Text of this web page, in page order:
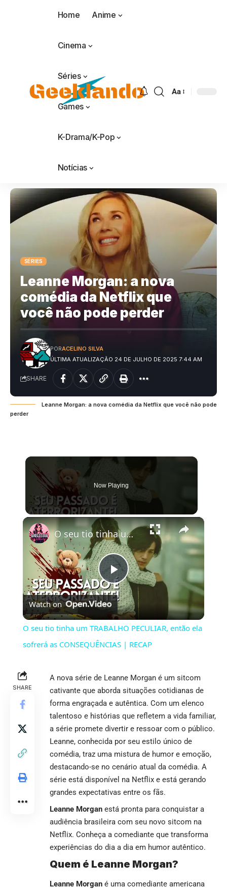
Home Anime
Cinema
Séries
Games
K-Drama/K-Pop
Notícias
Aa
SÉRIES
Leanne Morgan: a nova
comédia da Netflix que
você não pode perder
ÚLTIMA ATUALIZAÇÃO 24 DE JULHO DE 2025 7:44 AM
PORACELINO SILVA
SHARE
Leanne Morgan: a nova comédia da Netflix que você não pode
perder
Now Playing
×
Play
Video
O seu tio tinha um TRABALHO PECULIAR, então ela sofrerá as CONSEQUÊNCIAS | RECAP
Watch on
O seu tio tinha um TRABALHO PECULIAR, então ela
sofrerá as CONSEQUÊNCIAS | RECAP
SHARE
A nova série de Leanne Morgan é um sitcom
cativante que aborda situações cotidianas de
forma engraçada e autêntica. Com um elenco
talentoso e histórias que refletem a vida familiar,
a série promete divertir e ressoar com o público.
Leanne, conhecida por seu estilo único de
comédia, traz uma mistura de humor e emoção,
destacando-se no cenário atual da comédia. A
série está disponível na Netflix e está gerando
grandes expectativas entre os fãs.
Leanne Morgan está pronta para conquistar a
audiência brasileira com seu novo sitcom na
Netflix. Conheça a comediante que transforma
experiências do dia a dia em humor autêntico.
Quem é Leanne Morgan?
Leanne Morgan é uma comediante americana